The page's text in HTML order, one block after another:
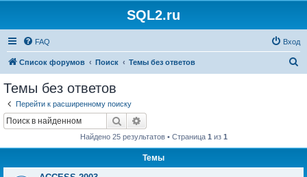
SQL2.ru
FAQ Вход
Список форумов Поиск Темы без ответов
Темы без ответов
Перейти к расширенному поиску
Поиск
Найдено 25 результатов • Страница 1 из 1
Темы